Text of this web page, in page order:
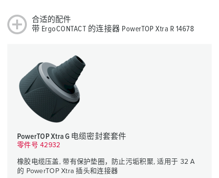
合适的配件
带 ErgoCONTACT 的连接器 PowerTOP Xtra R 14678
PowerTOP Xtra G 电缆密封套套件
零件号 42932
橡胶电缆压盖, 带有保护垫圈，防止污垢积聚, 适用于 32 A
的 PowerTOP Xtra 插头和连接器